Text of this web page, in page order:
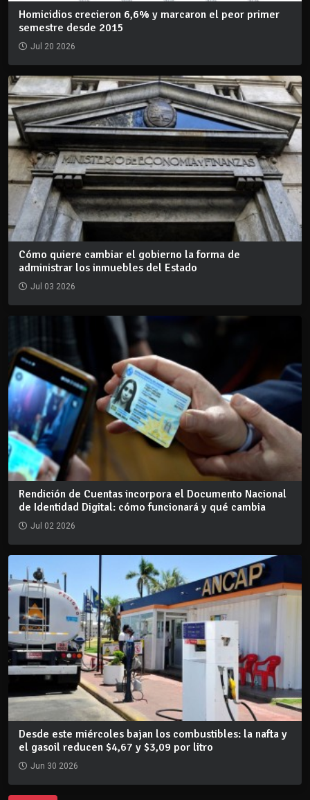
Homicidios crecieron 6,6% y marcaron el peor primer
semestre desde 2015
Jul 20 2026
Cómo quiere cambiar el gobierno la forma de
administrar los inmuebles del Estado
Jul 03 2026
Rendición de Cuentas incorpora el Documento Nacional
de Identidad Digital: cómo funcionará y qué cambia
Jul 02 2026
Desde este miércoles bajan los combustibles: la nafta y
el gasoil reducen $4,67 y $3,09 por litro
Jun 30 2026